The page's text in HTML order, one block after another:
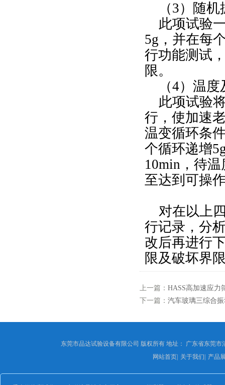
（3）随机
此项试验
5g，并在每
行功能测试
限。
（4）温度
此项试验
行，使加速
温变循环条
个循环递增
10min，待
至达到可操
对在以上
行记录，分
改后再进行
限及破坏界
上一篇： HASS高加速应力
下一篇： 汽车玻璃三综合
东莞市品达试验设备有限公司 版权所有 地址： 广东省东莞
网站首页| 关于我们 产品